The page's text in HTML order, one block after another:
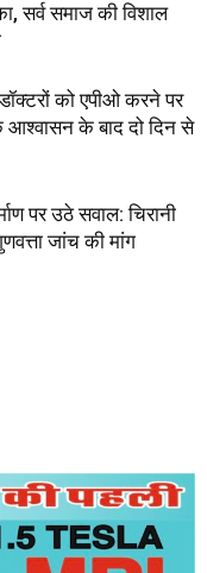
सर्व समाज की विशाल
को एपीओ करने पर
के बाद दो दिन से
पर उठे सवाल: चिरानी
जांच की मांग